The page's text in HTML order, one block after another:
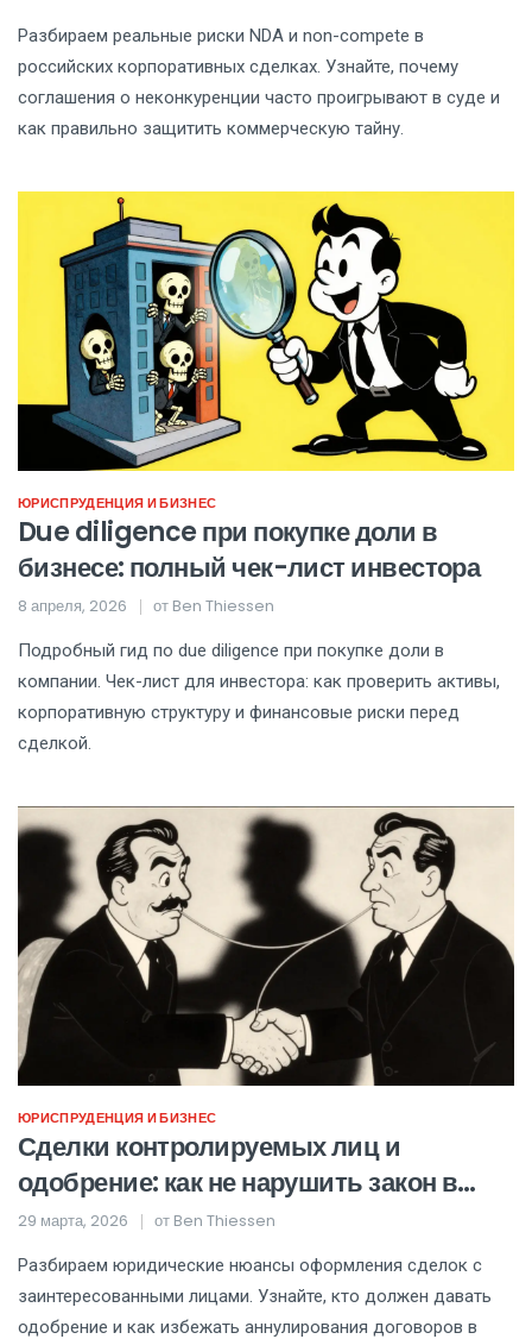
Разбираем реальные риски NDA и non-compete в
российских корпоративных сделках. Узнайте, почему
соглашения о неконкуренции часто проигрывают в суде и
как правильно защитить коммерческую тайну.
ЮРИСПРУДЕНЦИЯ И БИЗНЕС
Due diligence при покупке доли в
бизнесе: полный чек-лист инвестора
8 апреля, 2026 от Ben Thiessen
Подробный гид по due diligence при покупке доли в
компании. Чек-лист для инвестора: как проверить активы,
корпоративную структуру и финансовые риски перед
сделкой.
ЮРИСПРУДЕНЦИЯ И БИЗНЕС
Сделки контролируемых лиц и
одобрение: как не нарушить закон в
2026 году
29 марта, 2026 от Ben Thiessen
Разбираем юридические нюансы оформления сделок с
заинтересованными лицами. Узнайте, кто должен давать
одобрение и как избежать аннулирования договоров в